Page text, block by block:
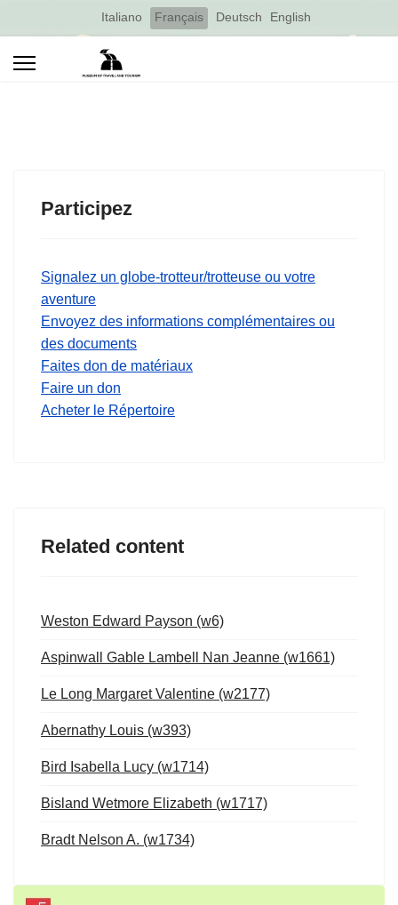
Select your language
Italiano Français Deutsch English
Participez
Signalez un globe-trotteur/trotteuse ou votre
aventure
Envoyez des informations complémentaires ou
des documents
Faites don de matériaux
Faire un don
Acheter le Répertoire
Related content
Weston Edward Payson (w6)
Aspinwall Gable Lambell Nan Jeanne (w1661)
Le Long Margaret Valentine (w2177)
Abernathy Louis (w393)
Bird Isabella Lucy (w1714)
Bisland Wetmore Elizabeth (w1717)
Bradt Nelson A. (w1734)